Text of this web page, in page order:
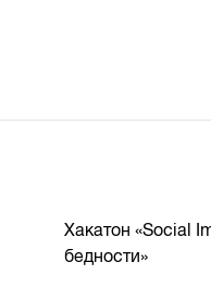
Хакатон «Social
бедности»